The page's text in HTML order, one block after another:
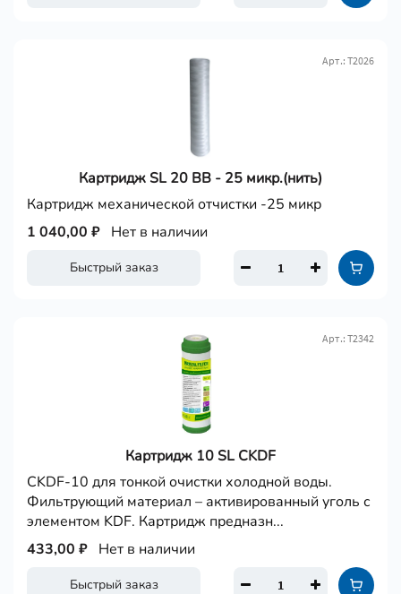
Картридж SL 20 ВВ - 25 микр.(нить)
Арт.: Т2026
Картридж механической отчистки -25 микр
Быстрый заказ
1 040,00 ₽ Нет в наличии
Картридж 10 SL CKDF
Арт.: Т2342
CKDF-10 для тонкой очистки холодной воды.
Фильтрующий материал – активированный уголь с
элементом KDF. Картридж предназн...
Быстрый заказ
433,00 ₽ Нет в наличии